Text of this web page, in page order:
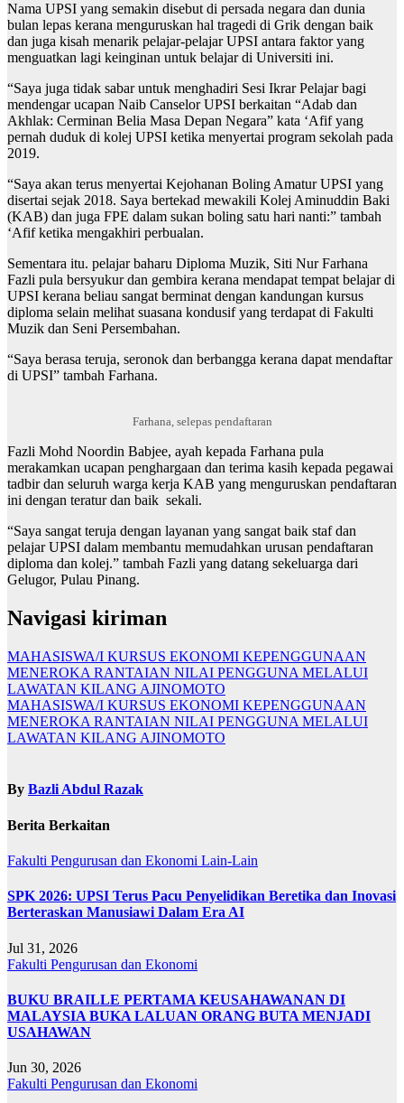
Nama UPSI yang semakin disebut di persada negara dan dunia
bulan lepas kerana menguruskan hal tragedi di Grik dengan baik
dan juga kisah menarik pelajar-pelajar UPSI antara faktor yang
menguatkan lagi keinginan untuk belajar di Universiti ini.
“Saya juga tidak sabar untuk menghadiri Sesi Ikrar Pelajar bagi
mendengar ucapan Naib Canselor UPSI berkaitan “Adab dan
Akhlak: Cerminan Belia Masa Depan Negara” kata ‘Afif yang
pernah duduk di kolej UPSI ketika menyertai program sekolah pada
2019.
“Saya akan terus menyertai Kejohanan Boling Amatur UPSI yang
disertai sejak 2018. Saya bertekad mewakili Kolej Aminuddin Baki
(KAB) dan juga FPE dalam sukan boling satu hari nanti:” tambah
‘Afif ketika mengakhiri perbualan.
Sementara itu. pelajar baharu Diploma Muzik, Siti Nur Farhana
Fazli pula bersyukur dan gembira kerana mendapat tempat belajar di
UPSI kerana beliau sangat berminat dengan kandungan kursus
diploma selain melihat suasana kondusif yang terdapat di Fakulti
Muzik dan Seni Persembahan.
“Saya berasa teruja, seronok dan berbangga kerana dapat mendaftar
di UPSI” tambah Farhana.
Farhana, selepas pendaftaran
Fazli Mohd Noordin Babjee, ayah kepada Farhana pula
merakamkan ucapan penghargaan dan terima kasih kepada pegawai
tadbir dan seluruh warga kerja KAB yang menguruskan pendaftaran
ini dengan teratur dan baik sekali.
“Saya sangat teruja dengan layanan yang sangat baik staf dan
pelajar UPSI dalam membantu memudahkan urusan pendaftaran
diploma dan kolej.” tambah Fazli yang datang sekeluarga dari
Gelugor, Pulau Pinang.
Navigasi kiriman
MAHASISWA/I KURSUS EKONOMI KEPENGGUNAAN
MENEROKA RANTAIAN NILAI PENGGUNA MELALUI
LAWATAN KILANG AJINOMOTO
MAHASISWA/I KURSUS EKONOMI KEPENGGUNAAN
MENEROKA RANTAIAN NILAI PENGGUNA MELALUI
LAWATAN KILANG AJINOMOTO
By Bazli Abdul Razak
Berita Berkaitan
Fakulti Pengurusan dan Ekonomi Lain-Lain
SPK 2026: UPSI Terus Pacu Penyelidikan Beretika dan Inovasi
Berteraskan Manusiawi Dalam Era AI
Jul 31, 2026
Fakulti Pengurusan dan Ekonomi
BUKU BRAILLE PERTAMA KEUSAHAWANAN DI
MALAYSIA BUKA LALUAN ORANG BUTA MENJADI
USAHAWAN
Jun 30, 2026
Fakulti Pengurusan dan Ekonomi